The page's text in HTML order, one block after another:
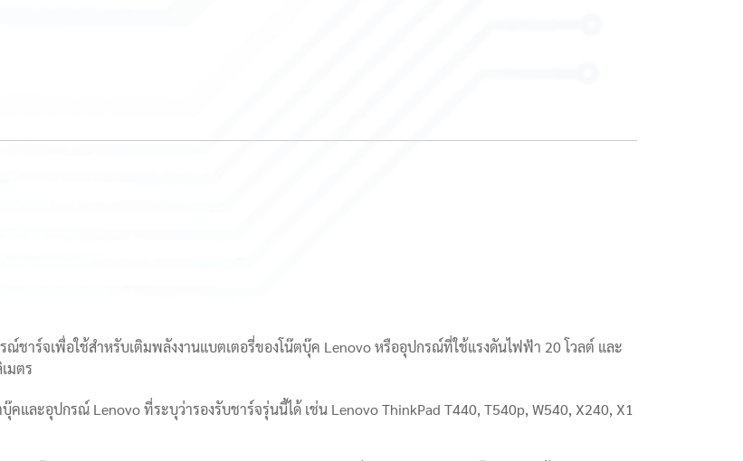
ณ์ชาร์จเพื่อใช้สำหรับเติมพลังงานแบตเตอรี่ของโน๊ตบุ๊ค Lenovo หรืออุปกรณ์ที่ใช้แรงดันไฟฟ้า 20 โวลต์ และ
มตร
และอุปกรณ์ Lenovo ที่ระบุว่ารองรับชาร์จรุ่นนี้ได้ เช่น Lenovo ThinkPad T440, T540p, W540, X240, X1